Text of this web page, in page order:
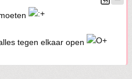
tegen elkaar open